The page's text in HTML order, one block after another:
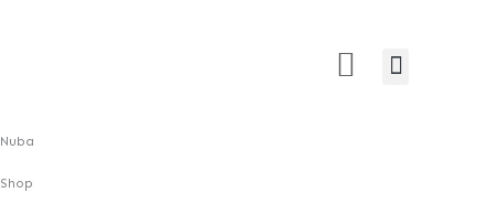
Menú
Nuba
Shop